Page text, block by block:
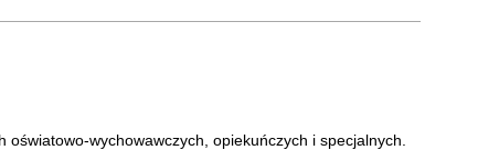
wychowawczych, opiekuńczych i specjalnych.